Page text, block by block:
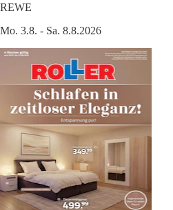
REWE
Mo. 3.8. - Sa. 8.8.2026